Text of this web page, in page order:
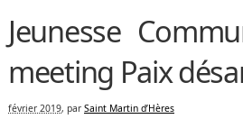
Jeunesse
meeting Paix
février 2019, par Saint Martin d’Hères